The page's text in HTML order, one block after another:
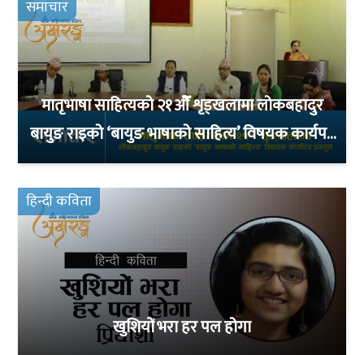
समाचार
मातृभाषा साहित्यको २१ओैँ शृड्खलामा लोकबहादुर
बायुङ राइको ‘बायुङ भाषाको साहित्य’ विषयक कार्यपत्र
प्रस्तुत
हिन्दी कविता
खुशियों भरा हर पल होगा